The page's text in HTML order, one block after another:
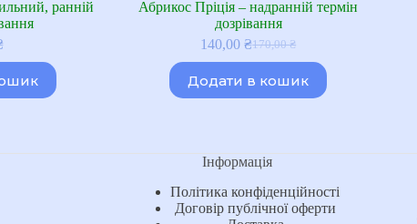
ранній
Абрикос Пріція – надранній термін
дозрівання
170,00₴
Оригінальна
170,00 ₴.
140,00₴Поточна
140,00 ₴.
Додати в кошик
Інформація
Політика конфіденційності
Договір публічної оферти